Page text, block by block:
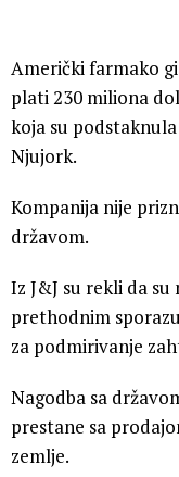
Američki farmako
plati 230 miliona
koja su
Njujork.
Kompanija nije
državom.
Iz J&J su rekli da su
prethodnim
za podmirivanje
Nagodba sa
prestane sa
zemlje.